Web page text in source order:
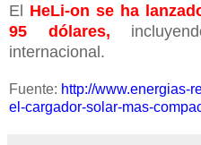
El HeLi-on se ha
95 dólares,
internacional.
Fuente: http://www.energias-
el-cargador-solar-mas-